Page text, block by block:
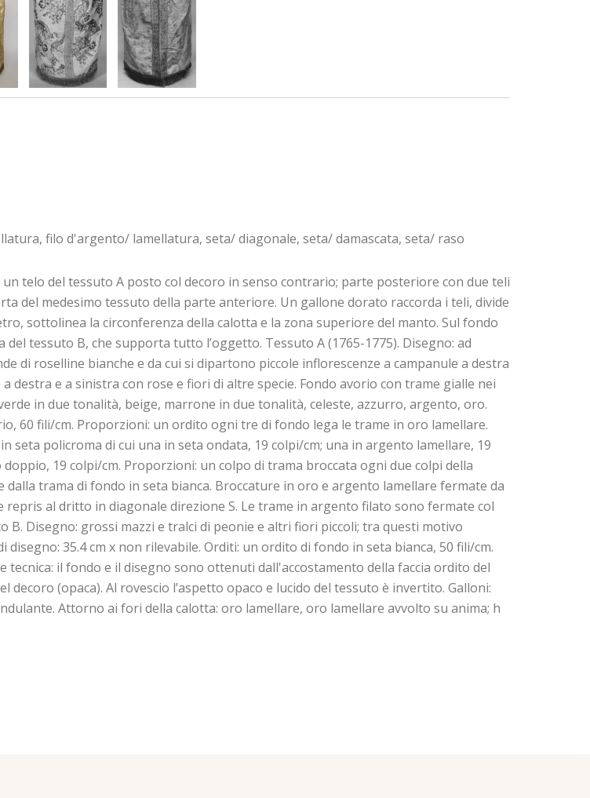
filo d'argento/ lamellatura, seta/ diagonale, seta/ damascata, seta/ raso
telo del tessuto A posto col decoro in senso contrario; parte posteriore con due teli
del medesimo tessuto della parte anteriore. Un gallone dorato raccorda i teli, divide
sottolinea la circonferenza della calotta e la zona superiore del manto. Sul fondo
tessuto B, che supporta tutto l’oggetto. Tessuto A (1765-1775). Disegno: ad
di roselline bianche e da cui si dipartono piccole inflorescenze a campanule a destra
e a sinistra con rose e fiori di altre specie. Fondo avorio con trame gialle nei
in due tonalità, beige, marrone in due tonalità, celeste, azzurro, argento, oro.
60 fili/cm. Proporzioni: un ordito ogni tre di fondo lega le trame in oro lamellare.
seta policroma di cui una in seta ondata, 19 colpi/cm; una in argento lamellare, 19
19 colpi/cm. Proporzioni: un colpo di trama broccata ogni due colpi della
trama di fondo in seta bianca. Broccature in oro e argento lamellare fermate da
al dritto in diagonale direzione S. Le trame in argento filato sono fermate col
B. Disegno: grossi mazzi e tralci di peonie e altri fiori piccoli; tra questi motivo
35.4 cm x non rilevabile. Orditi: un ordito di fondo in seta bianca, 50 fili/cm.
il fondo e il disegno sono ottenuti dall'accostamento della faccia ordito del
(opaca). Al rovescio l’aspetto opaco e lucido del tessuto è invertito. Galloni:
Attorno ai fori della calotta: oro lamellare, oro lamellare avvolto su anima; h